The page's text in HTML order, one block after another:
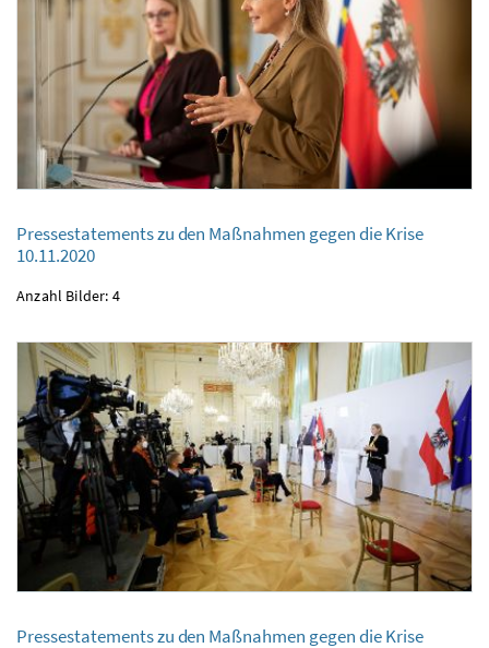
Pressestatements zu den Maßnahmen gegen die Krise
10.11.2020
Pressestatements zu den Maßnahmen gegen die Krise
10.11.2020
Anzahl Bilder: 4
Pressestatements zu den Maßnahmen gegen die Krise
Pressestatements zu den Maßnahmen gegen die Krise